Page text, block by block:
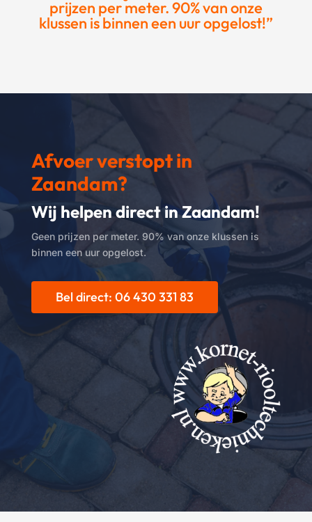
prijzen per meter. 90% van onze
klussen is binnen een uur opgelost!”
Afvoer verstopt in
Zaandam?
Wij helpen direct in Zaandam!
Geen prijzen per meter. 90% van onze klussen is
binnen een uur opgelost.
Bel direct: 06 430 331 83